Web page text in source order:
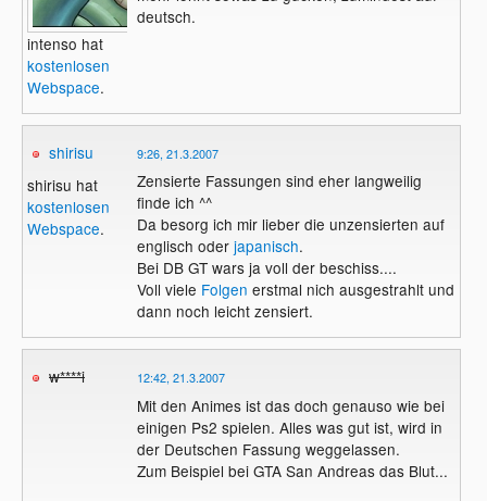
intenso hat
kostenlosen
Webspace.
deutsch.
shirisu
shirisu hat
kostenlosen
Webspace.
9:26, 21.3.2007
Zensierte Fassungen sind eher langweilig
finde ich ^^
Da besorg ich mir lieber die unzensierten auf
englisch oder japanisch.
Bei DB GT wars ja voll der beschiss....
Voll viele Folgen erstmal nich ausgestrahlt und
dann noch leicht zensiert.
w****i 12:42, 21.3.2007
Mit den Animes ist das doch genauso wie bei
einigen Ps2 spielen. Alles was gut ist, wird in
der Deutschen Fassung weggelassen.
Zum Beispiel bei GTA San Andreas das Blut...